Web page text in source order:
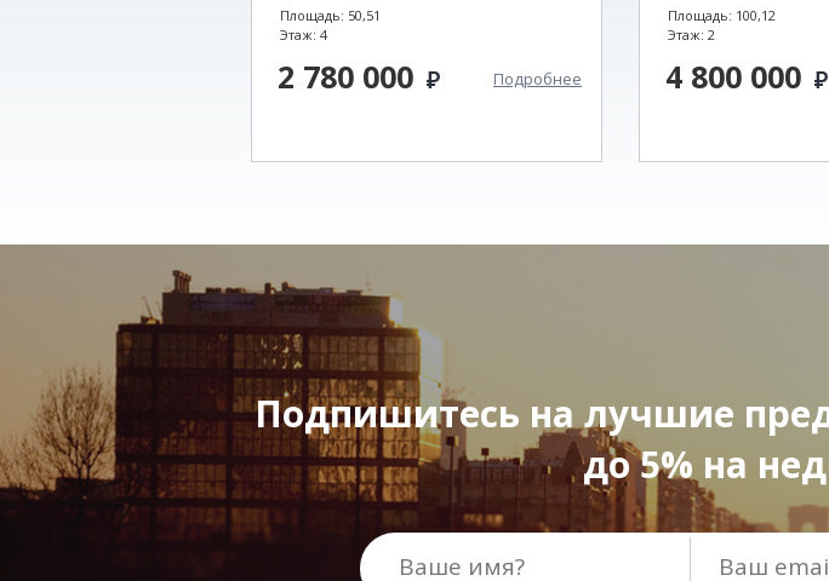
Площадь: 50,51
Этаж: 4
2 780 000 Подробнее
Площадь: 100,12
Этаж: 2
4 800 000
Подпишитесь на лучшие
до 5% на